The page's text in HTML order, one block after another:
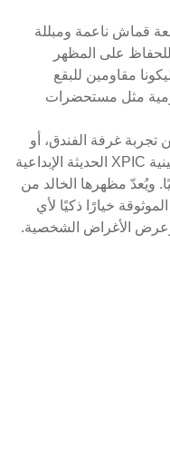
قماش ناعمة ومبللة
للحفاظ على المظهر
مقاومين للبقع
مثل مستحضرات
غرفة الفندق، أو
تحافظ على ترتيب المجوهرات، فإن صينية XPIC الحديثة الإبداعية
ويُعدّ مظهرها الخالد من
خيارًا ذكيًا لأي
الأغراض الشخصية.